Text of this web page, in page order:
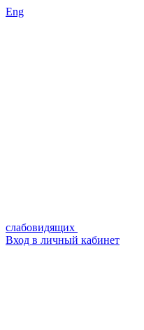
Eng
слабовидящих
Вход в личный кабинет